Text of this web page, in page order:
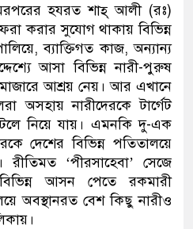
হযরত শাহ্ আলী (রঃ)
করার সুযোগ থাকায় বিভিন্ন
ব্যাক্তিগত কাজ, অন্যান্য
আসা বিভিন্ন নারী-পুরুষ
আশ্রয় নেয়। আর এখানে
অসহায় নারীদেরকে টার্গেট
নিয়ে যায়। এমনকি দু-এক
দেশের বিভিন্ন পতিতালয়ে
‘পীরসাহেবা’ সেজে
আসন পেতে রকমারী
অবস্থানরত বেশ কিছু নারীও